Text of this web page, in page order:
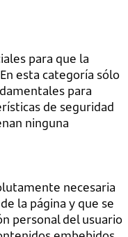
para que la
esta categoría sólo
para
de seguridad
ninguna
necesaria
la página y que se
personal del usuario